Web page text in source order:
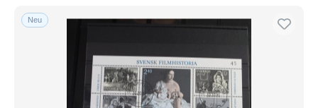
Neu